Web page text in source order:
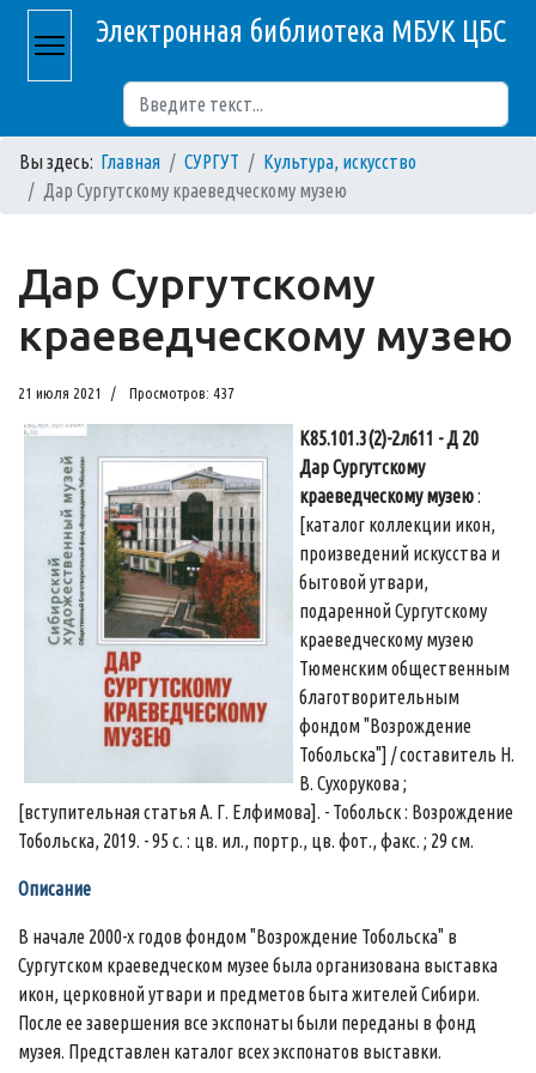
Электронная библиотека МБУК ЦБС
Вы здесь: Главная СУРГУТ
Культура, искусство
Дар Сургутскому краеведческому музею
Дар Сургутскому
краеведческому музею
21 июля 2021 Просмотров: 437
К85.101.3(2)-2л611 - Д 20
Дар Сургутскому
краеведческому музею:
[каталог коллекции икон,
произведений искусства и
бытовой утвари,
подаренной Сургутскому
краеведческому музею
Тюменским общественным
благотворительным
фондом "Возрождение
Тобольска"] / составитель Н.
В. Сухорукова ;
[вступительная статья А. Г. Елфимова]. - Тобольск : Возрождение
Тобольска, 2019. - 95 с. : цв. ил., портр., цв. фот., факс. ; 29 см.
Описание
В начале 2000-х годов фондом "Возрождение Тобольска" в
Сургутском краеведческом музее была организована выставка
икон, церковной утвари и предметов быта жителей Сибири.
После ее завершения все экспонаты были переданы в фонд
музея. Представлен каталог всех экспонатов выставки.